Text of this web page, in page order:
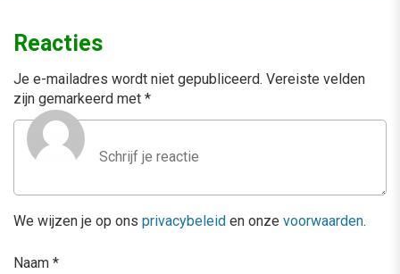
Reacties
Je e-mailadres wordt niet gepubliceerd. Vereiste velden
zijn gemarkeerd met *
We wijzen je op ons privacybeleid en onze voorwaarden.
Naam *